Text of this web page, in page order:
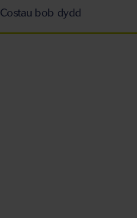
Costau bob dydd